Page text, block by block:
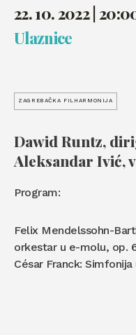
22. 10. 2022 |
Ulaznice
ZAGREBAČKA FILHARMONIJA
Dawid Runtz,
Aleksandar Ivić,
Program:
Felix Mendelssohn-
orkestar u e-molu, op.
César Franck: